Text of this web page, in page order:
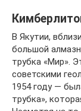
В Якутии,
большой
трубка «Мир».
советскими
1954 году —
трубка»,